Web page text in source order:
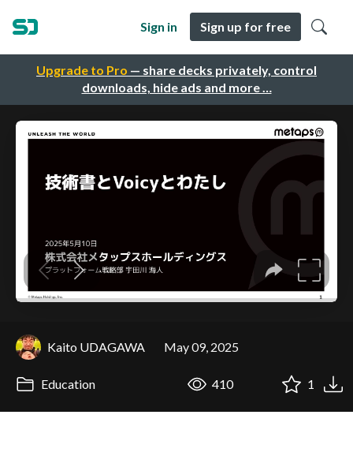
Upgrade to Pro — share decks privately, control
downloads, hide ads and more …
Sign in Sign up for free
Kaito UDAGAWA May 09, 2025
Education 410 1